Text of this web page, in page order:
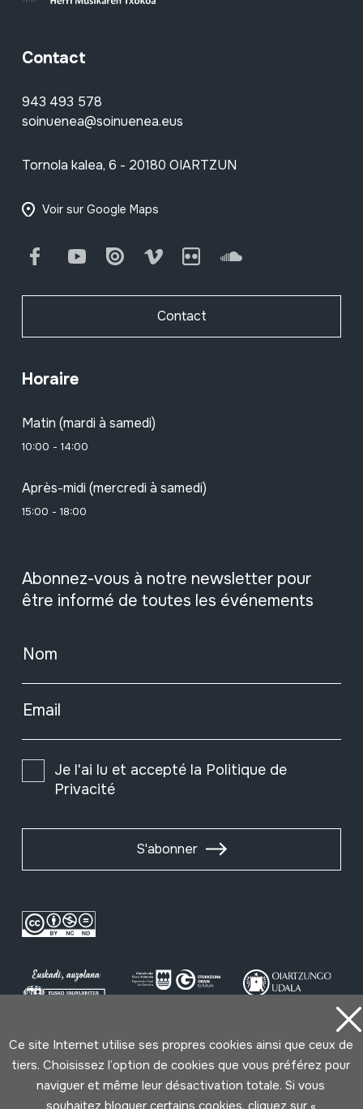
Contact
943 493 578
soinuenea@soinuenea.eus
Tornola kalea, 6 - 20180 OIARTZUN
Voir sur Google Maps
FacebookYoutube Issuu Vimeo Flickr SoundCloud
Contact
Horaire
Matin (mardi à samedi)
10:00 - 14:00
Après-midi (mercredi à samedi)
15:00 - 18:00
Abonnez-vous à notre newsletter pour
être informé de toutes les événements
Nom
Email
Je l'ai lu et accepté la Politique de
Privacité
S'abonner
Conditions d'Utilisation
Politique de Privacité
Cookies politique
Ce site Internet utilise ses propres cookies ainsi que ceux de
tiers. Choisissez l’option de cookies que vous préférez pour
naviguer et même leur désactivation totale. Si vous
souhaitez bloquer certains cookies, cliquez sur «